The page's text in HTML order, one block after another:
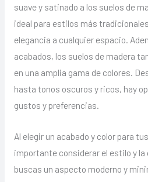
suave y satinado a los suelos de
ideal para estilos más
elegancia a cualquier espacio.
acabados, los suelos de madera
en una amplia gama de colores.
hasta tonos oscuros y ricos, hay
gustos y preferencias.
Al elegir un acabado y color para
importante considerar el estilo y la
buscas un aspecto moderno y